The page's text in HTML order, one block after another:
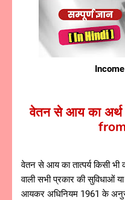
वेतन से आय का
वेतन से आय का तात्पर्य किसी भी
वाली सभी प्रकार की सुविधाओं
आयकर अधिनियम 1961 के